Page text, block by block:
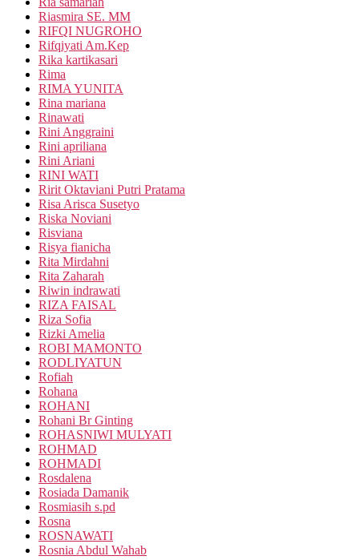
Riasmira SE. MM
RIFQI NUGROHO
Rifqiyati Am.Kep
Rika kartikasari
Rima
RIMA YUNITA
Rina mariana
Rinawati
Rini Anggraini
Rini apriliana
Rini Ariani
RINI WATI
Ririt Oktaviani Putri Pratama
Risa Arisca Susetyo
Riska Noviani
Risviana
Risya fianicha
Rita Mirdahni
Rita Zaharah
Riwin indrawati
RIZA FAISAL
Riza Sofia
Rizki Amelia
ROBI MAMONTO
RODLIYATUN
Rofiah
Rohana
ROHANI
Rohani Br Ginting
ROHASNIWI MULYATI
ROHMAD
ROHMADI
Rosdalena
Rosiada Damanik
Rosmiasih s.pd
Rosna
ROSNAWATI
Rosnia Abdul Wahab